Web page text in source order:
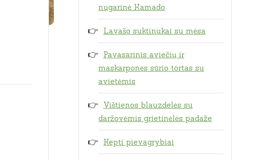
nugarinė Kamado
Lavašo suktinukai su mėsa
Pavasarinis aviečių ir
maskarponės sūrio tortas su
avietėmis
Vištienos blauzdelės su
daržovėmis grietinėlės padaže
Kepti pievagrybiai